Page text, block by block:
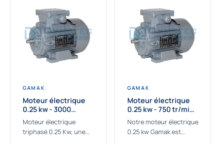
GAMAK
Moteur électrique
0.25 kw - 3000
Tr/min - 230/400V -
IE2
Moteur électrique
triphasé 0.25 Kw, une
GAMAK
Moteur électrique
0.25 kw - 750 tr/min -
230/400V - IE2
Notre moteur électrique
0.25 kw Gamak est